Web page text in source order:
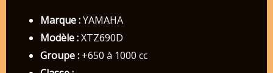
Marque :YAMAHA
Modèle :XTZ690D
Groupe :+650 à 1000 cc